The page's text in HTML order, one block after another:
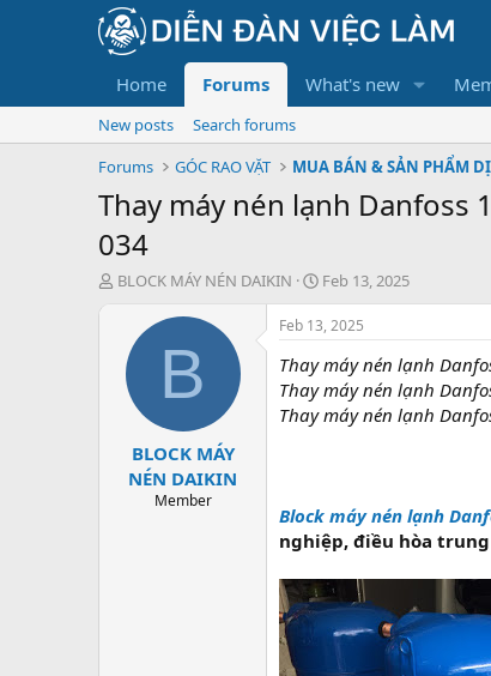
Home Forums What's new
New posts
Search forums
Forums
GÓC RAO VẶT MUA BÁN & SẢN PHẨM
Thay máy nén lạnh Danfoss
034
T
BLOCK MÁY NÉN DAIKIN
S
t
a
r
t
d
a
Feb 13, 2025
B
BLOCK MÁY
NÉN DAIKIN
Member
Feb 13, 2025
Thay máy nén lạnh
Thay máy nén lạnh
Thay máy nén lạnh
Block máy nén lạnh
nghiệp, điều hòa